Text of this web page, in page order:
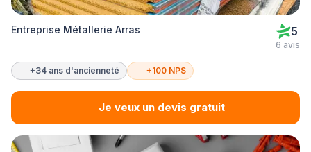
Entreprise Métallerie Arras 5
6 avis
+34 ans d'ancienneté +100 NPS
Je veux un devis gratuit